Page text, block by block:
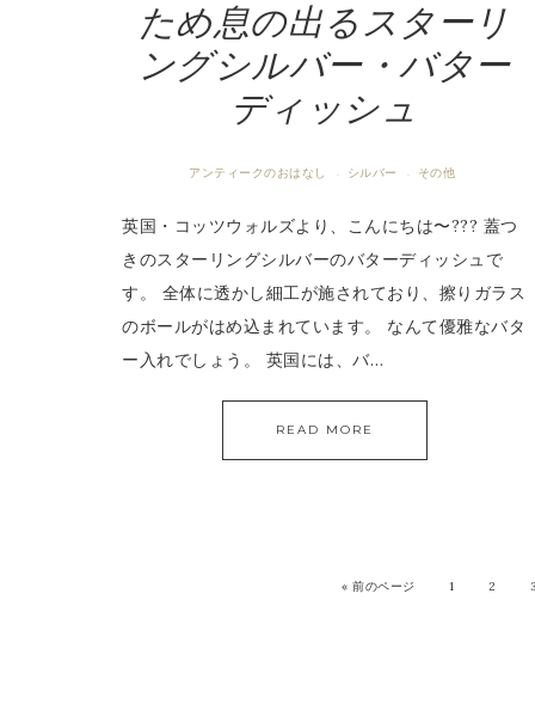
ため息の出るスターリ
ングシルバー・バター
ディッシュ
アンティークのおはなし · シルバー · その他
英国・コッツウォルズより、こんにちは〜??? 蓋つ
きのスターリングシルバーのバターディッシュで
す。 全体に透かし細工が施されており、擦りガラス
のボールがはめ込まれています。 なんて優雅なバタ
ー入れでしょう。 英国には、バ…
READ MORE
«前のページ 1 2